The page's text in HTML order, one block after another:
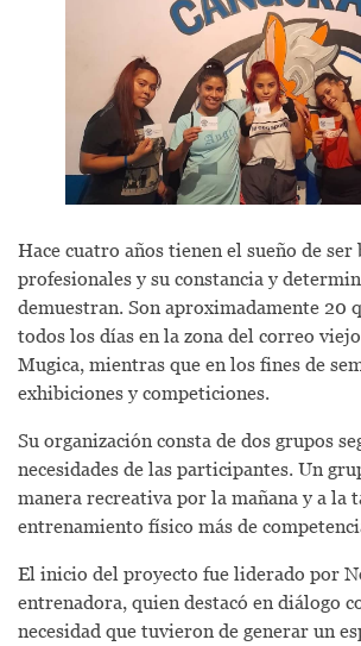
Hace cuatro años tienen el sueño de ser
profesionales y su constancia y
demuestran. Son aproximadamente 20
todos los días en la zona del correo
Mugica, mientras que en los fines de
exhibiciones y competiciones.
Su organización consta de dos grupos
necesidades de las participantes. Un
manera recreativa por la mañana y a la
entrenamiento físico más de
El inicio del proyecto fue liderado por
entrenadora, quien destacó en diálogo
necesidad que tuvieron de generar un